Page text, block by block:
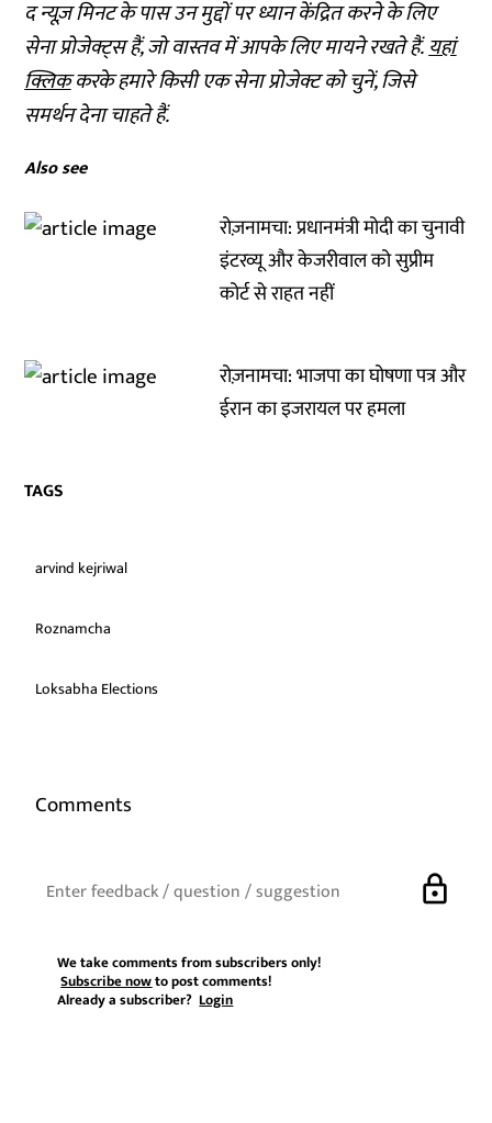
द न्यूज़ मिनट के पास उन मुद्दों पर ध्यान केंद्रित करने के लिए
सेना प्रोजेक्ट्स हैं, जो वास्तव में आपके लिए मायने रखते हैं.यहां
क्लिककरके हमारे किसी एक सेना प्रोजेक्ट को चुनें, जिसे
समर्थन देना चाहते हैं.
Also see
रोज़नामचा: प्रधानमंत्री मोदी का चुनावी
इंटरव्यू और केजरीवाल को सुप्रीम
कोर्ट से राहत नहीं
रोज़नामचा: भाजपा का घोषणा पत्र और
ईरान का इजरायल पर हमला
TAGS
arvind kejriwal
Roznamcha
Loksabha Elections
Comments
lock
We take comments from subscribers only!
Subscribe nowto post comments!
Already a subscriber?Login